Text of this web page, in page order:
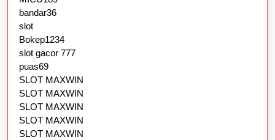
bandar36
slot
Bokep1234
slot gacor 777
puas69
SLOT MAXWIN
SLOT MAXWIN
SLOT MAXWIN
SLOT MAXWIN
SLOT MAXWIN